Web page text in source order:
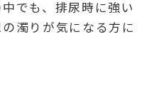
でも、排尿時に強い
濁りが気になる方に